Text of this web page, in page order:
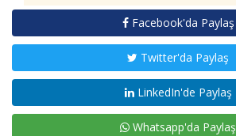
Facebook'da Paylaş
Twitter'da Paylaş
LinkedIn'de Paylaş
Whatsapp'da Paylaş